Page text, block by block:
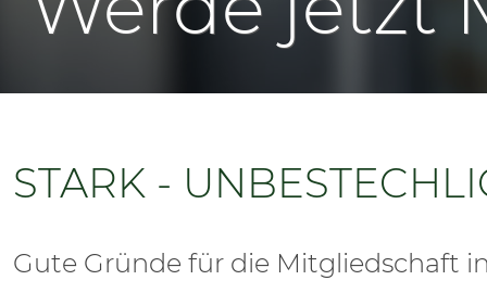
MITGLIEDSCHAFT
PRESSE
STARK -
Gute Gründe für die Mitgliedschaft